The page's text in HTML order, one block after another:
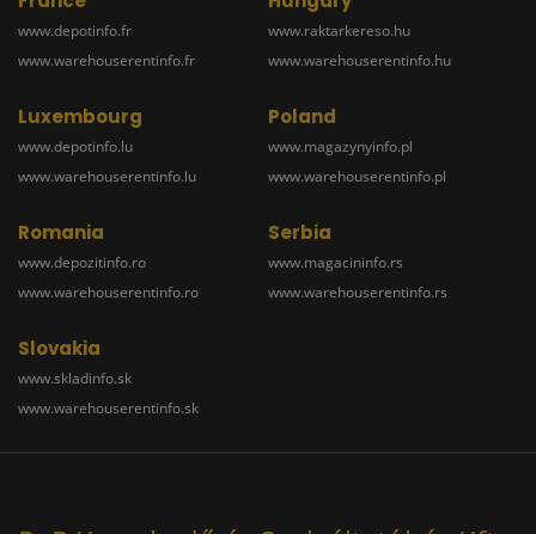
www.depotinfo.fr
www.warehouserentinfo.fr
www.raktarkereso.hu
www.warehouserentinfo.hu
Luxembourg
www.depotinfo.lu
www.warehouserentinfo.lu
Poland
www.magazynyinfo.pl
www.warehouserentinfo.pl
Romania
www.depozitinfo.ro
www.warehouserentinfo.ro
Serbia
www.magacininfo.rs
www.warehouserentinfo.rs
Slovakia
www.skladinfo.sk
www.warehouserentinfo.sk